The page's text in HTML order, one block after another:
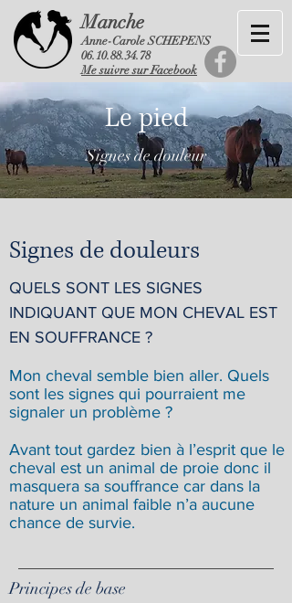
Manche
Anne-Carole SCHEPENS
06.10.88.34.78
Me suivre sur Facebook
Le pied
Signes de douleur
Signes de douleurs
QUELS SONT LES SIGNES
INDIQUANT QUE MON CHEVAL EST
EN SOUFFRANCE ?
Mon cheval semble bien aller. Quels
sont les signes qui pourraient me
signaler un problème ?
Avant tout gardez bien à l’esprit que le
cheval est un animal de proie donc il
masquera sa souffrance car dans la
nature un animal faible n’a aucune
chance de survie.
Principes de base